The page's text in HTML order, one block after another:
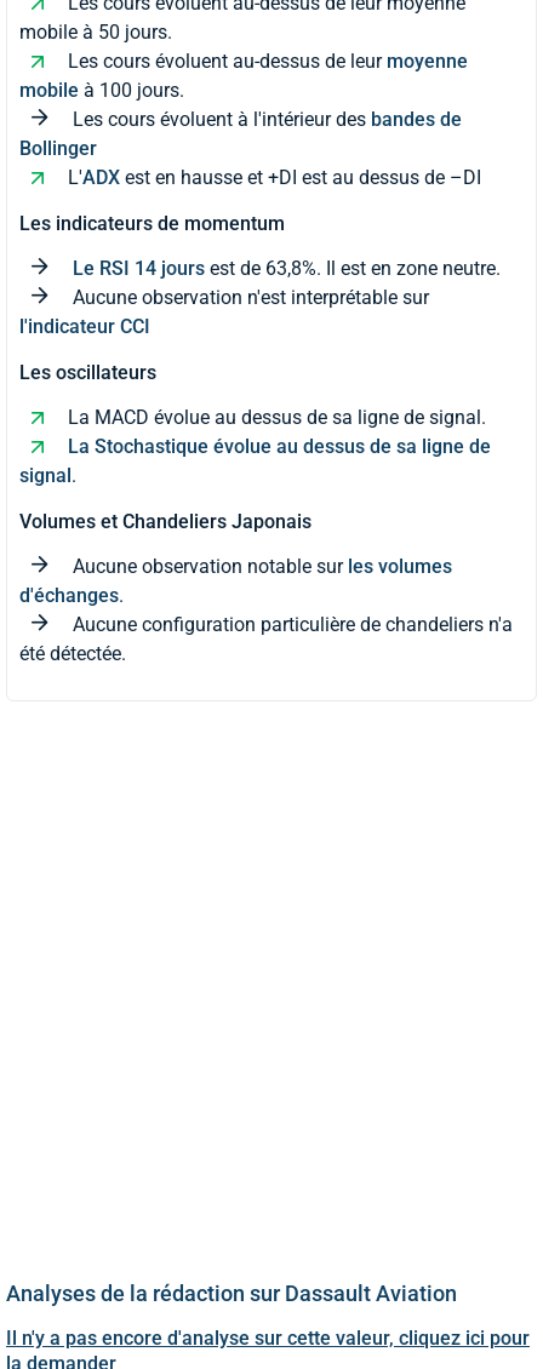
mobile à 50 jours.
Les cours évoluent au-dessus de leur moyenne
mobile à 100 jours.
Les cours évoluent à l'intérieur des bandes de
Bollinger
L'ADX est en hausse et +DI est au dessus de –DI
Les indicateurs de momentum
Le RSI 14 jours est de 63,8%. Il est en zone neutre.
Aucune observation n'est interprétable sur
l'indicateur CCI
Les oscillateurs
La MACD évolue au dessus de sa ligne de signal.
La Stochastique évolue au dessus de sa ligne de
signal .
Volumes et Chandeliers Japonais
Aucune observation notable sur les volumes
d'échanges.
Aucune configuration particulière de chandeliers n'a
été détectée.
Analyses de la rédaction sur Dassault Aviation
Il n'y a pas encore d'analyse sur cette valeur, cliquez ici pour
la demander